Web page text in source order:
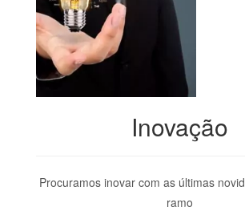
Inovação
Procuramos inovar com as últimas
ramo